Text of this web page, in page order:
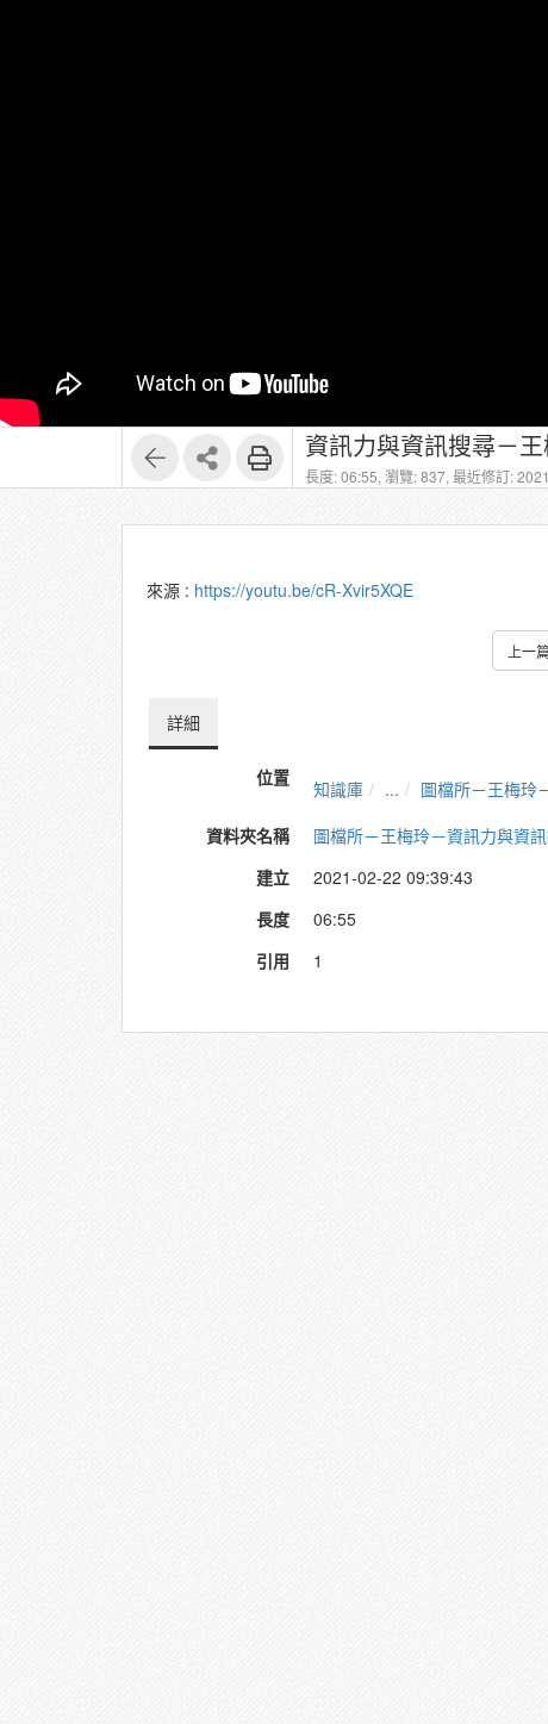
資訊力與資訊搜尋－
長度: 06:55, 瀏覽: 837, 最近修訂:
來源 : https://youtu.be/cR-Xvir5XQE
上一
詳細
位置 知識庫 ...
圖檔所－王梅玲
資料夾名稱
圖檔所－王梅玲－資訊力與資
建立
2021-02-22 09:39:43
長度
06:55
引用
1